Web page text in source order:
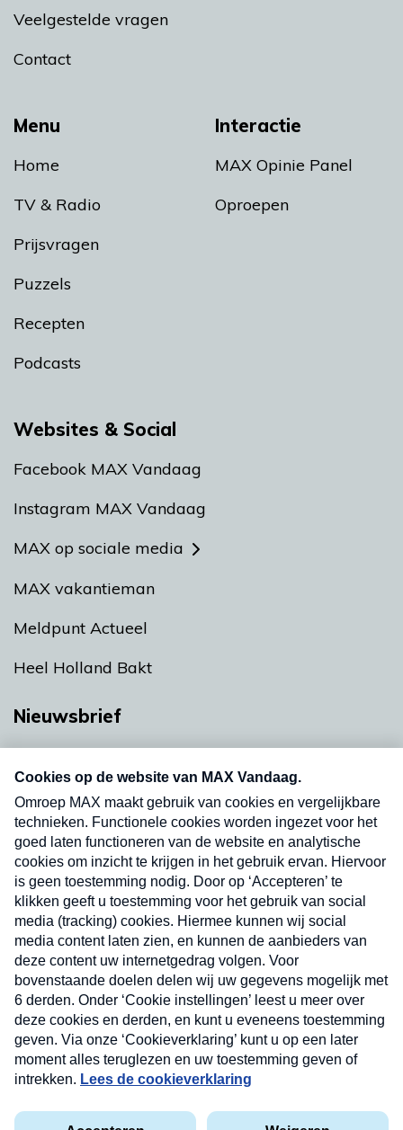
Menu
Home
TV & Radio
Prijsvragen
Puzzels
Recepten
Podcasts
Interactie
MAX Opinie Panel
Oproepen
Veelgestelde vragen
Contact
Websites & Social
Facebook MAX Vandaag
Instagram MAX Vandaag
MAX op sociale media
MAX vakantieman
Meldpunt Actueel
Heel Holland Bakt
Nieuwsbrief
nieuwsbrief. Elke vrijdag- en dinsdagochtend in
uw mailbox.
Verzend
Privacyverklaring
Cookieverklaring
Nieuwsbrief
Neem hier een gratis abonnement op onze
nieuwsbrief. Elke vrijdag- en dinsdagochtend in uw